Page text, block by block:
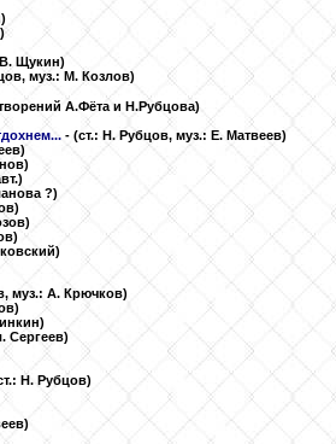
Щукин)
муз.: М. Козлов)
А.Фёта и Н.Рубцова)
- (ст.: Н. Рубцов, муз.: Е. Матвеев)
?)
муз.: А. Крючков)
Сергеев)
Н. Рубцов)